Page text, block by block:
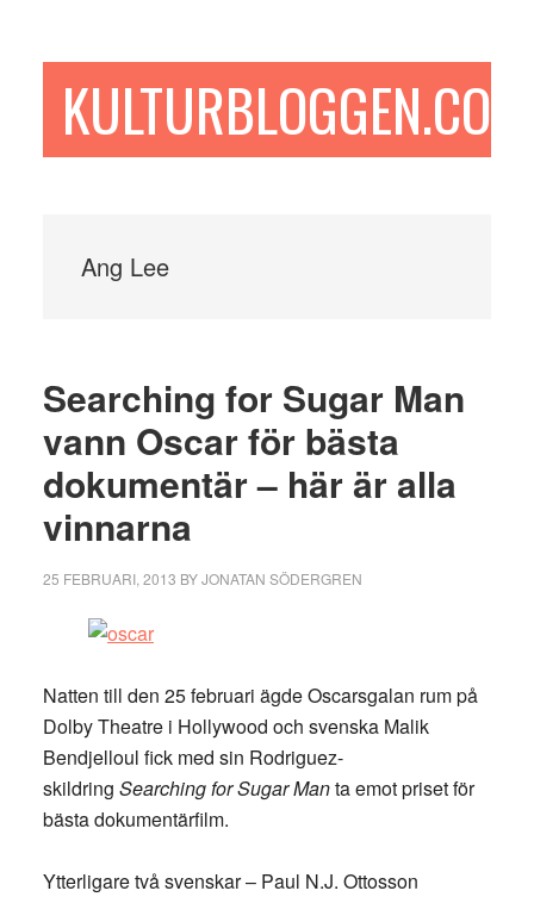
sidofältetKULTURBLOGGEN.COM
Ang Lee
Searching for Sugar Man
vann Oscar för bästa
dokumentär – här är alla
vinnarna
25 FEBRUARI, 2013 BYJONATAN SÖDERGREN
Natten till den 25 februari ägde Oscarsgalan rum på
Dolby Theatre i Hollywood och svenska Malik
Bendjelloul fick med sin Rodriguez-
skildring Searching for Sugar Manta emot priset för
bästa dokumentärfilm.
Ytterligare två svenskar – Paul N.J. Ottosson